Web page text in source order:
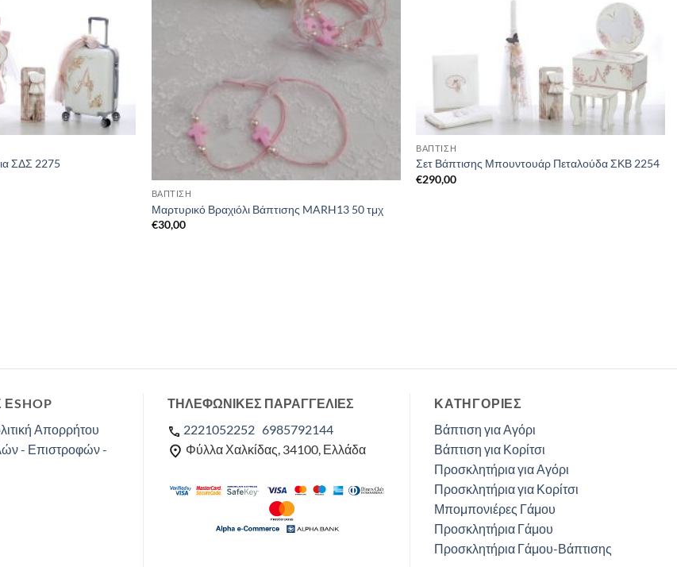
ΣΔΣ 2275
ΒΑΠΤΙΣΗ
Μαρτυρικό Βραχιόλι Βάπτισης MARH13 50 τμχ
€30,00
ΒΑΠΤΙΣΗ
Σετ Βάπτισης Μπουντουάρ Πεταλούδα ΣΚΒ 2254
€290,00
Απορρήτου
- Επιστροφών -
ΤΗΛΕΦΩΝΙΚΕΣ ΠΑΡΑΓΓΕΛΙΕΣ
2221052252 6985792144
Φύλλα Χαλκίδας, 34100, Ελλάδα
ΚΑΤΗΓΟΡΊΕΣ
Βάπτιση για Αγόρι
Βάπτιση για Κορίτσι
Προσκλητήρια για Αγόρι
Προσκλητήρια για Κορίτσι
Μπομπονιέρες Γάμου
Προσκλητήρια Γάμου
Προσκλητήρια Γάμου-Βάπτισης